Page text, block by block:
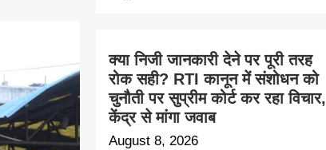
क्या निजी जानकारी देने पर पूरी तरह
रोक सही? RTI कानून में संशोधन को
चुनौती पर सुप्रीम कोर्ट कर रहा विचार,
केंद्र से मांगा जवाब
August 8, 2026